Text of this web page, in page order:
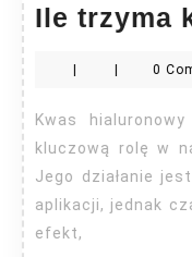
Ile trzyma
0
Kwas hialuronowy to substancja, która odgrywa
kluczową rolę w
Jego działanie
aplikacji, jednak
efekt,